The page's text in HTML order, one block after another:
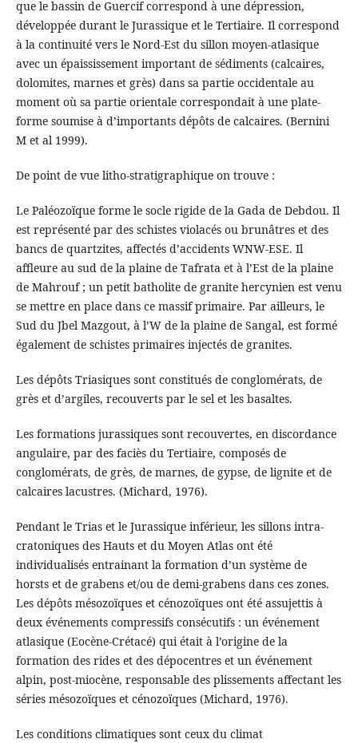
que le bassin de Guercif correspond à une dépression,
développée durant le Jurassique et le Tertiaire. Il correspond
à la continuité vers le Nord-Est du sillon moyen-atlasique
avec un épaississement important de sédiments (calcaires,
dolomites, marnes et grès) dans sa partie occidentale au
moment où sa partie orientale correspondait à une plate-
forme soumise à d’importants dépôts de calcaires. (Bernini
M et al 1999).
De point de vue litho-stratigraphique on trouve :
Le Paléozoïque forme le socle rigide de la Gada de Debdou. Il
est représenté par des schistes violacés ou brunâtres et des
bancs de quartzites, affectés d’accidents WNW-ESE. Il
affleure au sud de la plaine de Tafrata et à l’Est de la plaine
de Mahrouf ; un petit batholite de granite hercynien est venu
se mettre en place dans ce massif primaire. Par ailleurs, le
Sud du Jbel Mazgout, à l’W de la plaine de Sangal, est formé
également de schistes primaires injectés de granites.
Les dépôts Triasiques sont constitués de conglomérats, de
grès et d’argiles, recouverts par le sel et les basaltes.
Les formations jurassiques sont recouvertes, en discordance
angulaire, par des faciès du Tertiaire, composés de
conglomérats, de grès, de marnes, de gypse, de lignite et de
calcaires lacustres. (Michard, 1976).
Pendant le Trias et le Jurassique inférieur, les sillons intra-
cratoniques des Hauts et du Moyen Atlas ont été
individualisés entrainant la formation d’un système de
horsts et de grabens et/ou de demi-grabens dans ces zones.
Les dépôts mésozoïques et cénozoïques ont été assujettis à
deux événements compressifs consécutifs : un événement
atlasique (Eocène-Crétacé) qui était à l’origine de la
formation des rides et des dépocentres et un événement
alpin, post-miocène, responsable des plissements affectant les
séries mésozoïques et cénozoïques (Michard, 1976).
Les conditions climatiques sont ceux du climat